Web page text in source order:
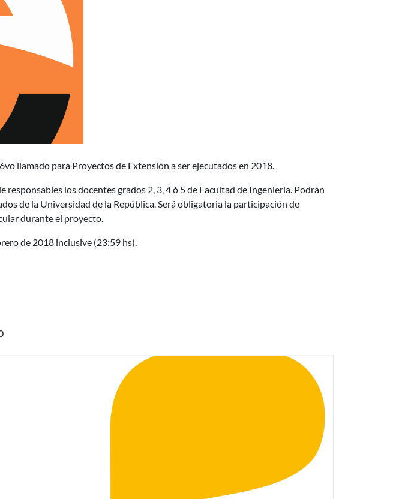
Extensión (2018)
llamado para Proyectos de Extensión a ser ejecutados en 2018.
los docentes grados 2, 3, 4 ó 5 de Facultad de Ingeniería. Podrán
de la Universidad de la República. Será obligatoria la participación de
durante el proyecto.
de 2018 inclusive (23:59 hs).